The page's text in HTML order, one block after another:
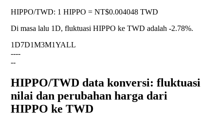
HIPPO/TWD: 1 HIPPO = NT$0.004048 TWD
Di masa lalu 1D, fluktuasi HIPPO ke TWD adalah -2.78%.
1D7D1M3M1YALL
----
--
HIPPO/TWD data konversi: fluktuasi
nilai dan perubahan harga dari
HIPPO ke TWD